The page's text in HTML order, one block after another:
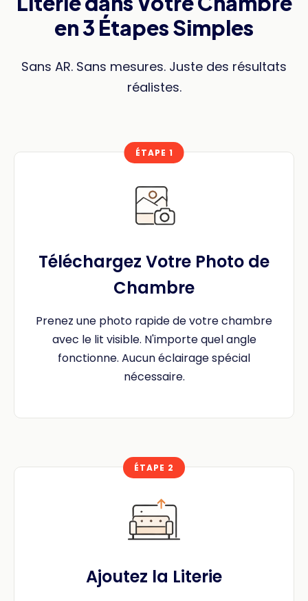
en 3 Étapes Simples
Sans AR. Sans mesures. Juste des résultats
réalistes.
ÉTAPE 1
Téléchargez Votre Photo de
Chambre
Prenez une photo rapide de votre chambre
avec le lit visible. N'importe quel angle
fonctionne. Aucun éclairage spécial
nécessaire.
ÉTAPE 2
Ajoutez la Literie